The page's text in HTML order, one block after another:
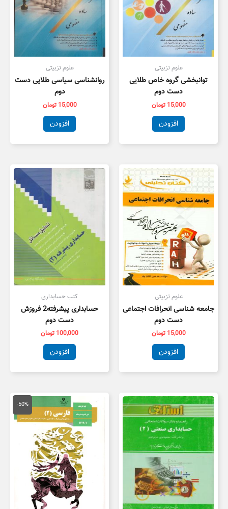
علوم تزبیتی
توانبخشی گروه خاص طلایی
دست دوم
15,000 تومان
افزودن
علوم تزبیتی
روانشناسی سیاسی طلایی دست
دوم
15,000 تومان
افزودن
علوم تزبیتی
جامعه شناسی انحرافات اجتماعی
دست دوم
15,000 تومان
افزودن
کتب حسابداری
حسابداری پیشرفته2 فروزش
دست دوم
100,000 تومان
افزودن
-50%
قیمت
اصلی
100,000 تومان
بود.
قیمت
فعلی
است.